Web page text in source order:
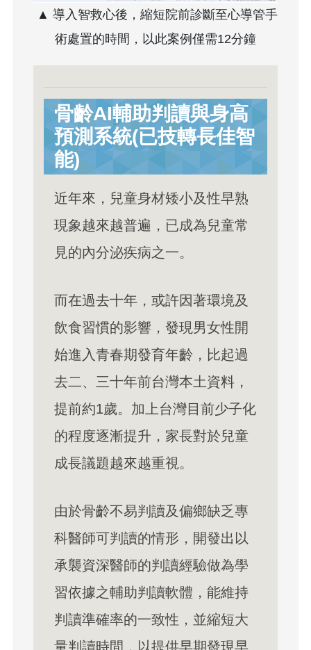
▲ 導入智救心後，縮短院前診斷至心導管手
術處置的時間，以此案例僅需12分鐘
骨齡AI輔助判讀與身高
預測系統(已技轉長佳智
能)
近年來，兒童身材矮小及性早熟
現象越來越普遍，已成為兒童常
見的內分泌疾病之一。
而在過去十年，或許因著環境及
飲食習慣的影響，發現男女性開
始進入青春期發育年齡，比起過
去二、三十年前台灣本土資料，
提前約1歲。加上台灣目前少子化
的程度逐漸提升，家長對於兒童
成長議題越來越重視。
由於骨齡不易判讀及偏鄉缺乏專
科醫師可判讀的情形，開發出以
承襲資深醫師的判讀經驗做為學
習依據之輔助判讀軟體，能維持
判讀準確率的一致性，並縮短大
量判讀時間，以提供早期發現早